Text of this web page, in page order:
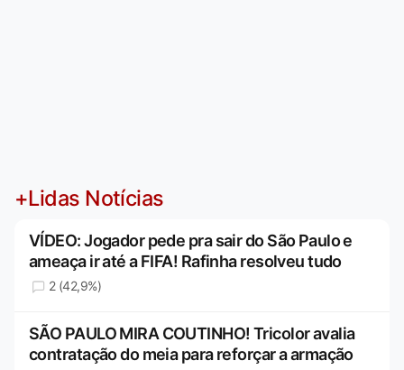
+Lidas Notícias
VÍDEO: Jogador pede pra sair do São Paulo e
ameaça ir até a FIFA! Rafinha resolveu tudo
2 (42,9%)
SÃO PAULO MIRA COUTINHO! Tricolor avalia
contratação do meia para reforçar a armação